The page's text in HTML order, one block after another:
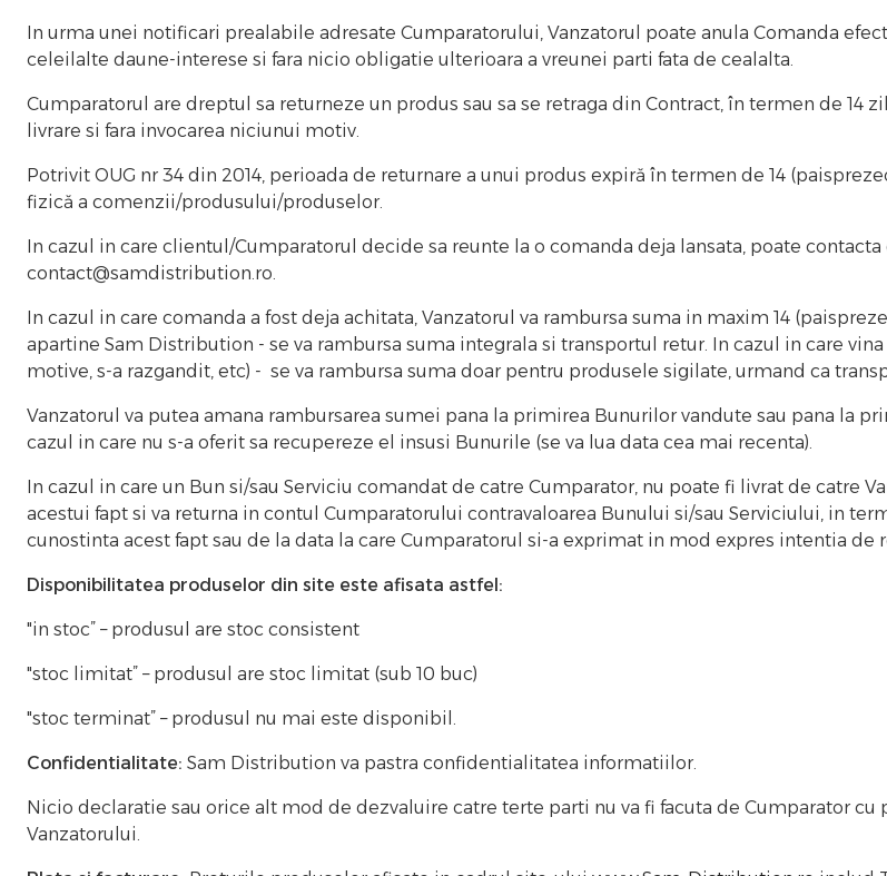
In urma unei notificari prealabile adresate Cumparatorului, Vanzatorul poate anula Comanda
celeilalte daune-interese si fara nicio obligatie ulterioara a vreunei parti fata de cealalta.
Cumparatorul are dreptul sa returneze un produs sau sa se retraga din Contract, în termen de 14
livrare si fara invocarea niciunui motiv.
Potrivit OUG nr 34 din 2014, perioada de returnare a unui produs expiră în termen de 14
fizică a comenzii/produsului/produselor.
In cazul in care clientul/Cumparatorul decide sa reunte la o comanda deja lansata, poate
contact@samdistribution.ro.
In cazul in care comanda a fost deja achitata, Vanzatorul va rambursa suma in maxim 14
apartine Sam Distribution - se va rambursa suma integrala si transportul retur. In cazul in care
motive, s-a razgandit, etc) - se va rambursa suma doar pentru produsele sigilate, urmand ca
Vanzatorul va putea amana rambursarea sumei pana la primirea Bunurilor vandute sau pana la
cazul in care nu s-a oferit sa recupereze el insusi Bunurile (se va lua data cea mai recenta).
In cazul in care un Bun si/sau Serviciu comandat de catre Cumparator, nu poate fi livrat de catre
acestui fapt si va returna in contul Cumparatorului contravaloarea Bunului si/sau Serviciului, in
cunostinta acest fapt sau de la data la care Cumparatorul si-a exprimat in mod expres intentia de
Disponibilitatea produselor din site este afisata astfel:
"in stoc” – produsul are stoc consistent
"stoc limitat” – produsul are stoc limitat (sub 10 buc)
"stoc terminat” – produsul nu mai este disponibil.
Confidentialitate: Sam Distribution va pastra confidentialitatea informatiilor.
Nicio declaratie sau orice alt mod de dezvaluire catre terte parti nu va fi facuta de Cumparator cu
Vanzatorului.